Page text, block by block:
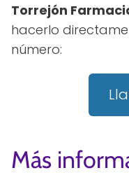
Torrejón
hacerlo
número:
Más